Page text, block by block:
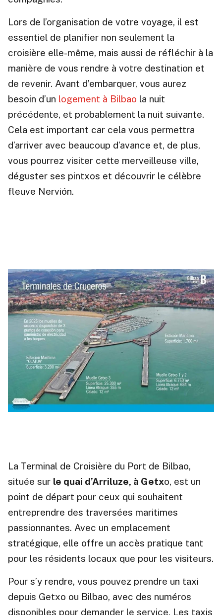
Lors de l’organisation de votre voyage, il est
essentiel de planifier non seulement la
croisière elle-même, mais aussi de réfléchir à la
manière de vous rendre à votre destination et
de revenir. Avant d’embarquer, vous aurez
besoin d’un logement à Bilbao la nuit
précédente, et probablement la nuit suivante.
Cela est important car cela vous permettra
d’arriver avec beaucoup d’avance et, de plus,
vous pourrez visiter cette merveilleuse ville,
déguster ses pintxos et découvrir le célèbre
fleuve Nervión.
La Terminal de Croisière du Port de Bilbao,
située sur le quai d’Arriluze, à Getxo, est un
point de départ pour ceux qui souhaitent
entreprendre des traversées maritimes
passionnantes. Avec un emplacement
stratégique, elle offre un accès pratique tant
pour les résidents locaux que pour les visiteurs.
Pour s’y rendre, vous pouvez prendre un taxi
depuis Getxo ou Bilbao, avec des numéros
disponibles pour demander le service. Les taxis